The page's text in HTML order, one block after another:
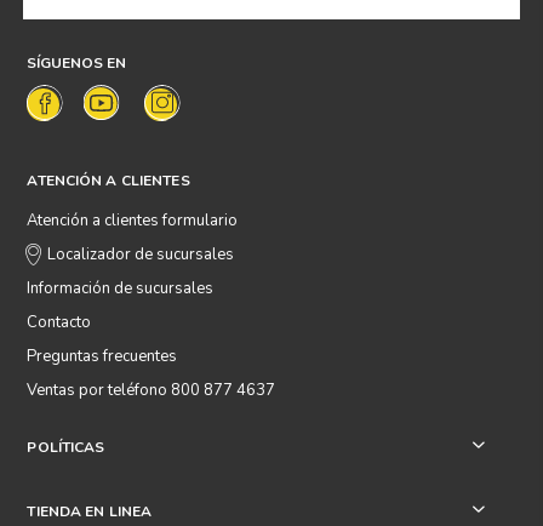
SÍGUENOS EN
ATENCIÓN A CLIENTES
Atención a clientes formulario
Localizador de sucursales
Información de sucursales
Contacto
Preguntas frecuentes
Ventas por teléfono 800 877 4637
POLÍTICAS +
TIENDA EN LINEA +